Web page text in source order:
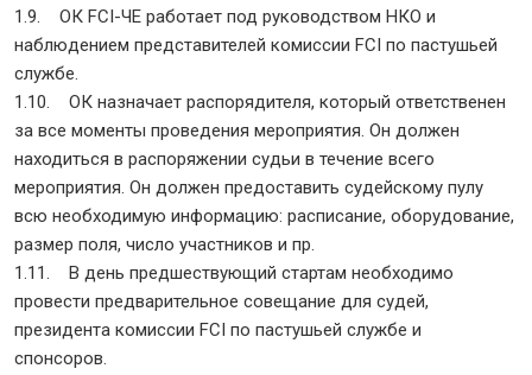
1.9. ОК FCI-ЧЕ работает под руководством НКО и
наблюдением представителей комиссии FCI по пастушьей
службе.
1.10. ОК назначает распорядителя, который ответственен
за все моменты проведения мероприятия. Он должен
находиться в распоряжении судьи в течение всего
мероприятия. Он должен предоставить судейскому пулу
всю необходимую информацию: расписание, оборудование,
размер поля, число участников и пр.
1.11. В день предшествующий стартам необходимо
провести предварительное совещание для судей,
президента комиссии FCI по пастушьей службе и
спонсоров.